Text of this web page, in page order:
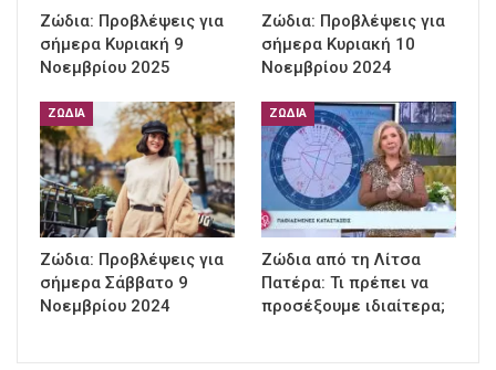
Ζώδια: Προβλέψεις για
σήμερα Κυριακή 9
Νοεμβρίου 2025
Ζώδια: Προβλέψεις για
σήμερα Κυριακή 10
Νοεμβρίου 2024
ΖΏΔΙΑ
Ζώδια: Προβλέψεις για
σήμερα Σάββατο 9
Νοεμβρίου 2024
ΖΏΔΙΑ
Ζώδια από τη Λίτσα
Πατέρα: Τι πρέπει να
προσέξουμε ιδιαίτερα;